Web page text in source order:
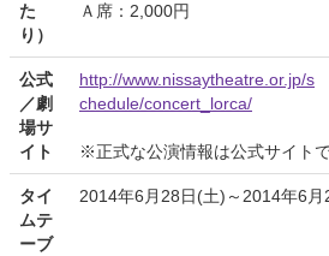
た
り）
Ａ席：2,000円
公式
／劇
場サ
イト
http://www.nissaytheatre.or.jp/s
chedule/concert_lorca/
※正式な公演情報は公式サイト
タイ
ムテ
ーブ
2014年6月28日(土)～2014年6